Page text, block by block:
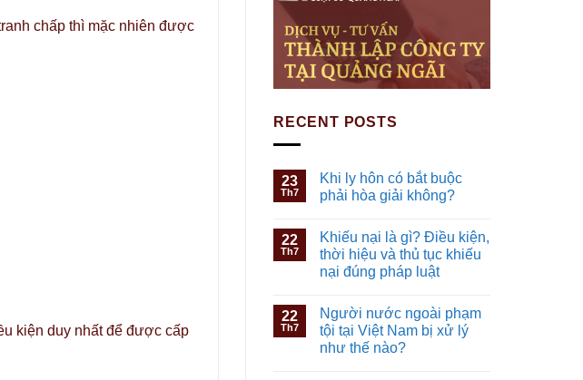
chấp thì mặc nhiên được
kiện duy nhất để được cấp
RECENT POSTS
23
Th7
Khi ly hôn có bắt buộc
phải hòa giải không?
22
Th7
Khiếu nại là gì? Điều kiện,
thời hiệu và thủ tục khiếu
nại đúng pháp luật
22
Th7
Người nước ngoài phạm
tội tại Việt Nam bị xử lý
như thế nào?